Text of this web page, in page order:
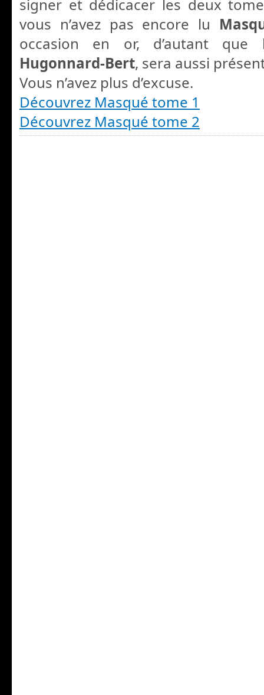
signer et dédicacer les deux
vous n’avez pas encore lu
occasion en or, d’autant que
Hugonnard-Bert, sera aussi
Vous n’avez plus d’excuse.
Découvrez Masqué tome 1
Découvrez Masqué tome 2